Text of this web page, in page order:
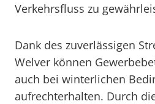
Verkehrsfluss zu
Dank des zuverlässigen
Welver können
auch bei winterlichen
aufrechterhalten. Durch